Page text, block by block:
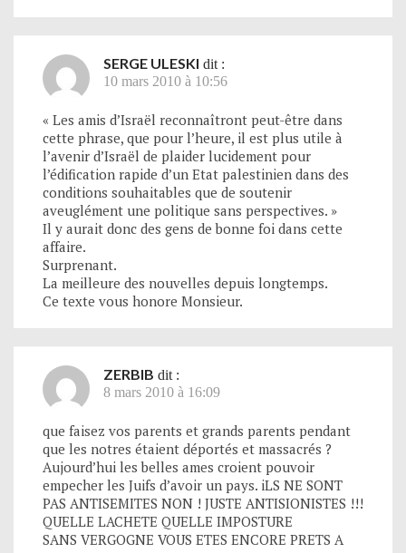
SERGE ULESKI dit :
10 mars 2010 à 10:56
« Les amis d’Israël reconnaîtront peut-être dans
cette phrase, que pour l’heure, il est plus utile à
l’avenir d’Israël de plaider lucidement pour
l’édification rapide d’un Etat palestinien dans des
conditions souhaitables que de soutenir
aveuglément une politique sans perspectives. »
Il y aurait donc des gens de bonne foi dans cette
affaire.
Surprenant.
La meilleure des nouvelles depuis longtemps.
Ce texte vous honore Monsieur.
ZERBIB dit :
8 mars 2010 à 16:09
que faisez vos parents et grands parents pendant
que les notres étaient déportés et massacrés ?
Aujourd’hui les belles ames croient pouvoir
empecher les Juifs d’avoir un pays. iLS NE SONT
PAS ANTISEMITES NON ! JUSTE ANTISIONISTES !!!
QUELLE LACHETE QUELLE IMPOSTURE
SANS VERGOGNE VOUS ETES ENCORE PRETS A